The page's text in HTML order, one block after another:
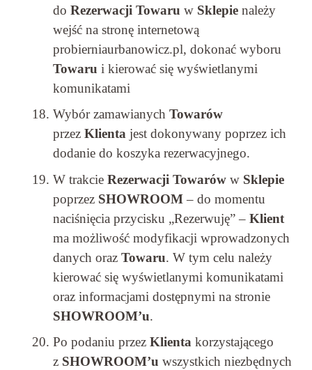
do Rezerwacji Towaru w Sklepie należy
wejść na stronę internetową
probierniaurbanowicz.pl, dokonać wyboru
Towaru i kierować się wyświetlanymi
komunikatami
Wybór zamawianych Towarów
przez Klienta jest dokonywany poprzez ich
dodanie do koszyka rezerwacyjnego.
W trakcie Rezerwacji Towarów w Sklepie
poprzez SHOWROOM– do momentu
naciśnięcia przycisku „Rezerwuję” – Klient
ma możliwość modyfikacji wprowadzonych
danych oraz Towaru. W tym celu należy
kierować się wyświetlanymi komunikatami
oraz informacjami dostępnymi na stronie
SHOWROOM’u.
Po podaniu przez Klienta korzystającego
z SHOWROOM’u wszystkich niezbędnych